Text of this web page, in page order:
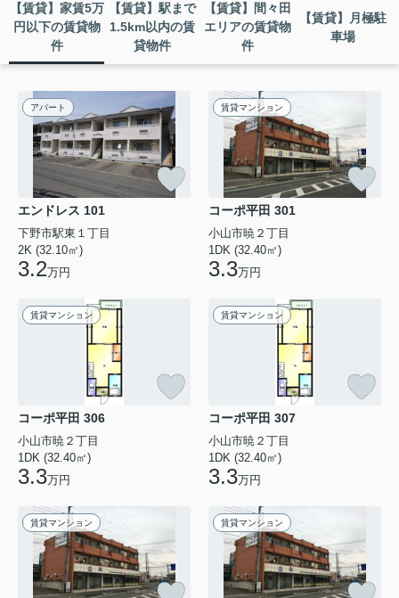
【賃貸】家賃5万
円以下の賃貸物
件
【賃貸】駅まで
1.5km以内の賃
貸物件
【賃貸】間々田
エリアの賃貸物
件
【賃貸】月極駐
車場
アパート
エンドレス 101
下野市駅東１丁目
2K (32.10㎡)
3.2万円
賃貸マンション
コーポ平田 301
小山市暁２丁目
1DK (32.40㎡)
3.3万円
賃貸マンション
コーポ平田 306
小山市暁２丁目
1DK (32.40㎡)
3.3万円
賃貸マンション
コーポ平田 307
小山市暁２丁目
1DK (32.40㎡)
3.3万円
賃貸マンション 賃貸マンション